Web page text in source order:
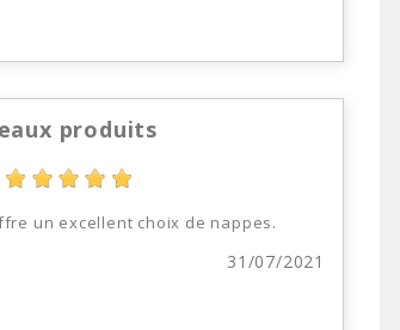
produits
un excellent choix de nappes.
31/07/2021